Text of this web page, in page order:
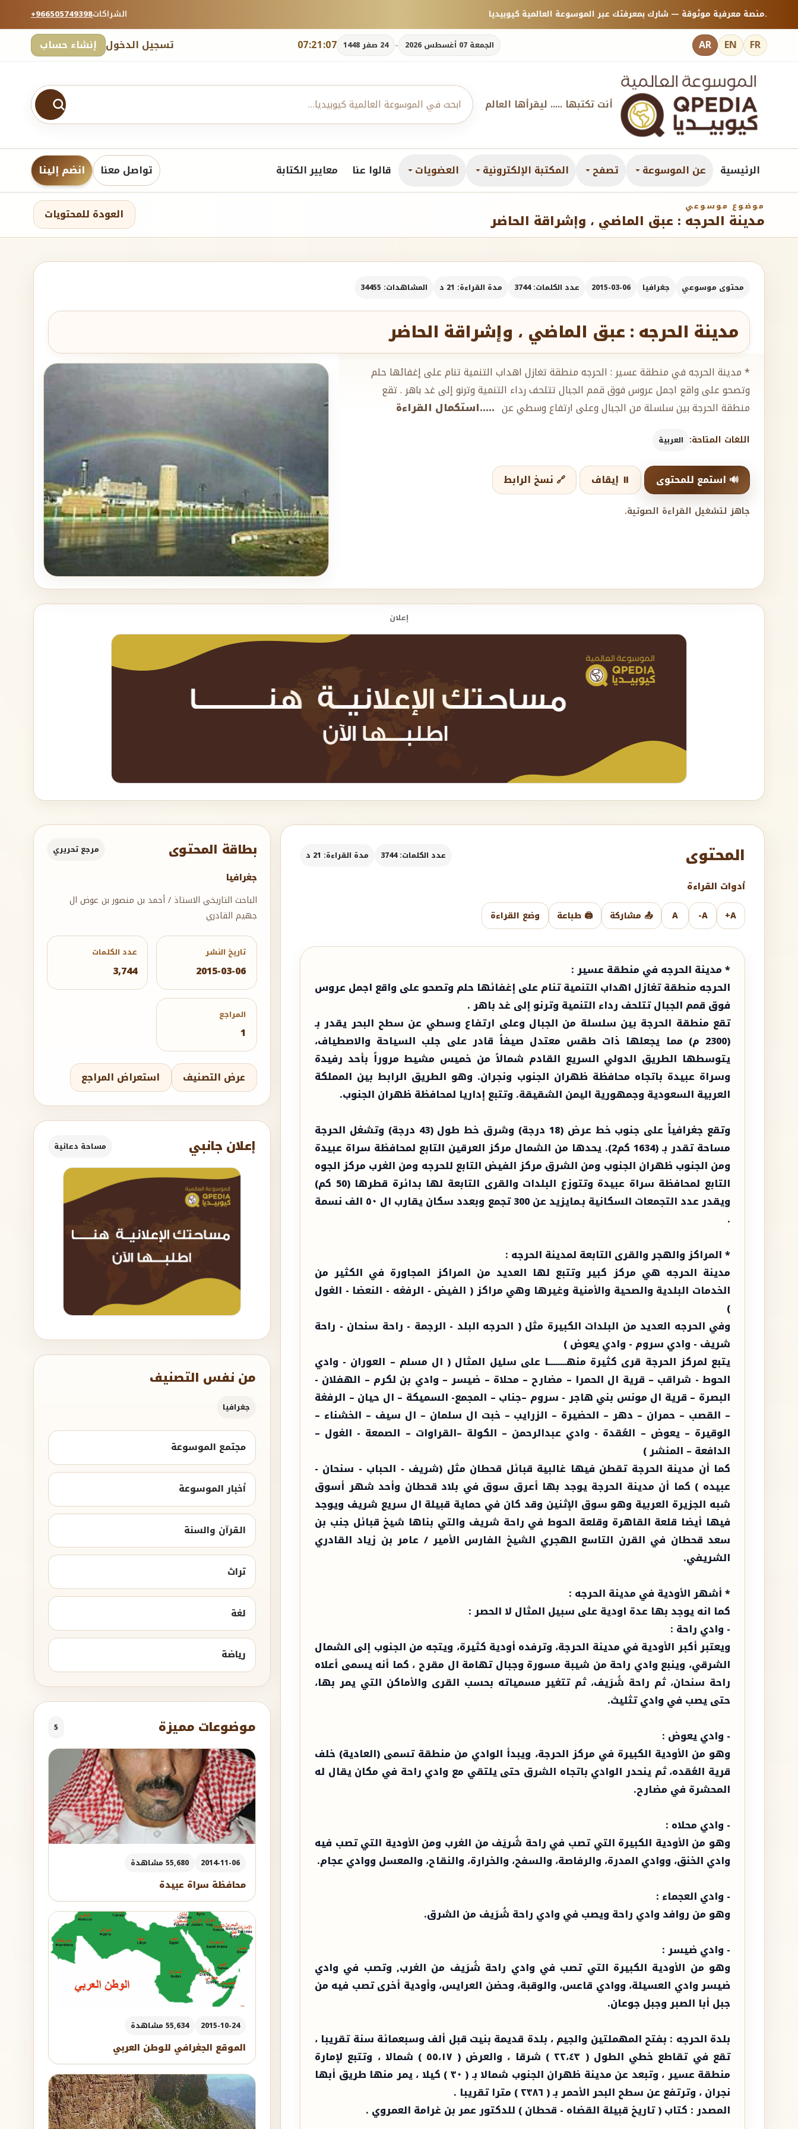
+966505749398الشراكات منصة معرفية موثوقة — شارك بمعرفتك عبر الموسوعة العالمية كيوبيديا.
تسجيل الدخول إنشاء حساب 07:21:09 الجمعة 07 أغسطس 2026 - 24 صفر 1448 AR EN FR
أنت تكتبها ..... ليقرأها العالم
الرئيسية عن الموسوعة تصفح المكتبة الإلكترونية العضويات قالوا عنا معايير الكتابة تواصل معنا انضم إلينا
موضوع موسوعي
مدينة الحرجه : عبق الماضي ، وإشراقة الحاضر العودة للمحتويات
محتوى موسوعي جغرافيا 2015-03-06 عدد الكلمات: 3744 مدة القراءة: 21 د المشاهدات: 34455
مدينة الحرجه : عبق الماضي ، وإشراقة الحاضر
* مدينة الحرجه في منطقة عسير : الحرجه منطقة تغازل اهداب التنمية تنام على إغفائها حلم
وتصحو على واقع اجمل عروس فوق قمم الجبال تتلحف رداء التنمية وترنو إلى غد باهر . تقع
منطقة الحرجة بين سلسلة من الجبال وعلى ارتفاع وسطي عن .....استكمال القراءة
اللغات المتاحة: العربية
🔊 استمع للمحتوى ⏸️ إيقاف 🔗 نسخ الرابط
جاهز لتشغيل القراءة الصوتية.
إعلان
بطاقة المحتوى مرجع تحريري
جغرافيا
الباحث التاريخي الاستاذ / أحمد بن منصور بن عوض ال
جهيم القادري
تاريخ النشر
2015-03-06
عدد الكلمات
3,744
المراجع
1
عرض التصنيف استعراض المراجع
إعلان جانبي مساحة دعائية
من نفس التصنيف
جغرافيا
مجتمع الموسوعة
أخبار الموسوعة
القرآن والسنة
تراث
لغة
رياضة
موضوعات مميزة 5
2014-11-06 55,680 مشاهدة
محافظة سراة عبيدة
2015-10-24 55,634 مشاهدة
الموقع الجغرافي للوطن العربي
المحتوى عدد الكلمات: 3744 مدة القراءة: 21 د
أدوات القراءة
A+
A-
A 📤 مشاركة 🖨️ طباعة وضع القراءة
* مدينة الحرجه في منطقة عسير :
الحرجه منطقة تغازل اهداب التنمية تنام على إغفائها حلم وتصحو على واقع اجمل عروس
فوق قمم الجبال تتلحف رداء التنمية وترنو إلى غد باهر .
تقع منطقة الحرجة بين سلسلة من الجبال وعلى ارتفاع وسطي عن سطح البحر يقدر بـ
(2300 م) مما يجعلها ذات طقس معتدل صيفاً قادر على جلب السياحة والاصطياف،
يتوسطها الطريق الدولي السريع القادم شمالاً من خميس مشيط مروراً بأحد رفيدة
وسراة عبيدة باتجاه محافظة ظهران الجنوب ونجران. وهو الطريق الرابط بين المملكة
العربية السعودية وجمهورية اليمن الشقيقة. وتتبع إداريا لمحافظة ظهران الجنوب.
وتقع جغرافياً على جنوب خط عرض (18 درجة) وشرق خط طول (43 درجة) وتشغل الحرجة
مساحة تقدر بـ (1634 كم2). يحدها من الشمال مركز العرقين التابع لمحافظة سراة عبيدة
ومن الجنوب ظهران الجنوب ومن الشرق مركز الفيض التابع للحرجه ومن الغرب مركز الجوه
التابع لمحافظة سراة عبيدة وتتوزع البلدات والقرى التابعة لها بدائرة قطرها (50 كم)
ويقدر عدد التجمعات السكانية بـمايزيد عن 300 تجمع وبعدد سكان يقارب ال ٥٠ الف نسمة
.
* المراكز والهجر والقرى التابعة لمدينة الحرجه :
مدينة الحرجه هي مركز كبير وتتبع لها العديد من المراكز المجاورة في الكثير من
الخدمات البلدية والصحية والأمنية وغيرها وهي مراكز ( الفيض - الرفغه - النعضا - الغول
)
وفي الحرجه العديد من البلدات الكبيرة مثل ( الحرجه البلد - الرجمة - راحة سنحان - راحة
شريف - وادي سروم - وادي يعوض )
يتبع لمركز الحرجة قرى كثيرة منهــــــــــا على سليل المثال ( ال مسلم – العوران - وادي
الحوط - شراقب – قرية ال الحمرا – مضارح – محلاة – ضيسر – وادي بن لكرم – الهفلان -
البصرة – قرية ال مونس بني هاجر - سروم –جناب – المجمع- السميكة – ال حيان – الرفغة
– القصب – حمران – دهر – الحضيرة – الزرايب – خبت ال سلمان – ال سيف – الخشناء –
الوقيرة – يعوض – العُقدة - وادي عبدالرحمن – الكولة –القراوات – الصمعة - الغول –
الدافعة – المنشر )
كما أن مدينة الحرجة تقطن فيها غالبية قبائل قحطان مثل (شريف - الحباب - سنحان -
عبيده ) كما أن مدينة الحرجة يوجد بها أعرق سوق في بلاد قحطان وأحد شهر أسوق
شبه الجزيرة العربية وهو سوق الإثنين وقد كان في حماية قبيلة ال سريع شريف ويوجد
فيها أيضا قلعة القاهرة وقلعة الحوط في راحة شريف والتي بناها شيخ قبائل جنب بن
سعد قحطان في القرن التاسع الهجري الشيخ الفارس الأمير / عامر بن زياد القادري
الشريفي.
* أشهر الأودية في مدينة الحرجه :
كما انه يوجد بها عدة اودية على سبيل المثال لا الحصر :
- وادي راحة :
ويعتبر أكبر الأودية في مدينة الحرجة، وترفده أودية كثيرة، ويتجه من الجنوب إلى الشمال
الشرقي، وينبع وادي راحة من شيبة مسورة وجبال تهامة ال مقرح ، كما أنه يسمى أعلاه
راحة سنحان، ثم راحة شُرَيف، ثم تتغير مسمياته بحسب القرى والأماكن التي يمر بها،
حتى يصب في وادي تثليث.
- وادي يعوض :
وهو من الأودية الكبيرة في مركز الحرجة، ويبدأ الوادي من منطقة تسمى (العادية) خلف
قرية العُقده، ثم ينحدر الوادي باتجاه الشرق حتى يلتقي مع وادي راحة في مكان يقال له
المحشرة في مضارح.
- وادي محلاه :
وهو من الأودية الكبيرة التي تصب في راحة شُريَف من الغرب ومن الأودية التي تصب فيه
وادي الخنق، ووادي المدرة، والرفاصة، والسفح، والخرارة، والنقاح، والمعسل ووادي عجام.
- وادي العجماء :
وهو من روافد وادي راحة ويصب في وادي راحة شُرَيف من الشرق.
- وادي ضيسر :
وهو من الأودية الكبيرة التي تصب في وادي راحة شُرَيف من الغرب, وتصب في وادي
ضيسر وادي العسيلة، ووادي قاعس، والوقبة، وحضن العرايس، وأودية أخرى تصب فيه من
جبل أبا الصبر وجبل جوعان.
بلدة الحرجه : بفتح المهملتين والجيم ، بلدة قديمة بنيت قبل ألف وسبعمائة سنة تقريبا ،
تقع في تقاطع خطي الطول ( ٢٢،٤٣ ) شرقا ، والعرض ( ٥٥،١٧ ) شمالا ، وتتبع لإمارة
منطقة عسير ، وتبعد عن مدينة ظهران الجنوب شمالا بـ ( ٣٠ ) كيلا ، يمر منها طريق أبها
نجران ، وترتفع عن سطح البحر الأحمر بـ ( ٢٣٨٦ ) مترا تقريبا .
المصدر : كتاب ( تاريخ قبيلة القضاه - قحطان ) للدكتور عمر بن غرامة العمروي .